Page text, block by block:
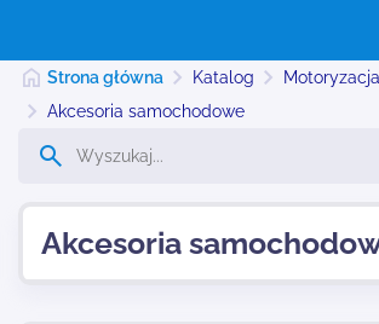
Strona główna Katalog
Motoryzacja
Akcesoria samochodowe
Akcesoria